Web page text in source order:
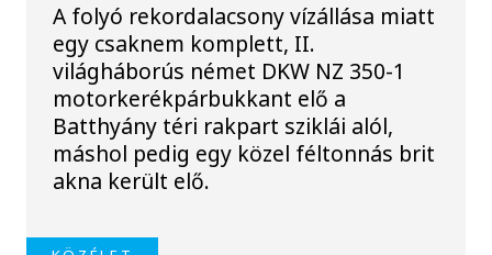
A folyó rekordalacsony vízállása miatt
egy csaknem komplett, II.
világháborús német DKW NZ 350-1
motorkerékpárbukkant elő a
Batthyány téri rakpart sziklái alól,
máshol pedig egy közel féltonnás brit
akna került elő.